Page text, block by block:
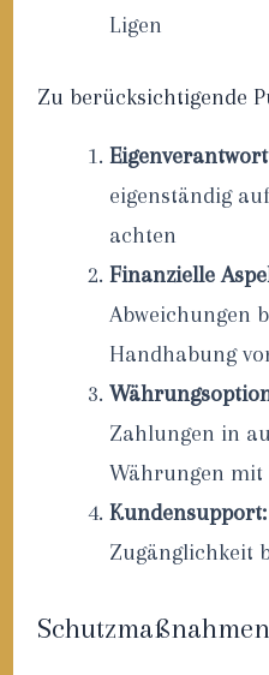
Ligen
Zu berücksichtigende
eigenständig
achten
Finanzielle
Abweichungen
Handhabung
Zahlungen in
Währungen mit
Kundensupport:
Zugänglichkeit